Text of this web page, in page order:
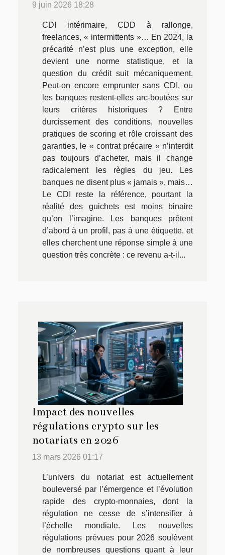
9 juin 2026 18:28
CDI intérimaire, CDD à rallonge,
freelances, « intermittents »… En 2024, la
précarité n’est plus une exception, elle
devient une norme statistique, et la
question du crédit suit mécaniquement.
Peut-on encore emprunter sans CDI, ou
les banques restent-elles arc-boutées sur
leurs critères historiques ? Entre
durcissement des conditions, nouvelles
pratiques de scoring et rôle croissant des
garanties, le « contrat précaire » n’interdit
pas toujours d’acheter, mais il change
radicalement les règles du jeu. Les
banques ne disent plus « jamais », mais…
Le CDI reste la référence, pourtant la
réalité des guichets est moins binaire
qu’on l’imagine. Les banques prêtent
d’abord à un profil, pas à une étiquette, et
elles cherchent une réponse simple à une
question très concrète : ce revenu a-t-il...
Impact des nouvelles
régulations crypto sur les
notariats en 2026
13 mars 2026 01:17
L’univers du notariat est actuellement
bouleversé par l’émergence et l’évolution
rapide des crypto-monnaies, dont la
régulation ne cesse de s’intensifier à
l’échelle mondiale. Les nouvelles
régulations prévues pour 2026 soulèvent
de nombreuses questions quant à leur